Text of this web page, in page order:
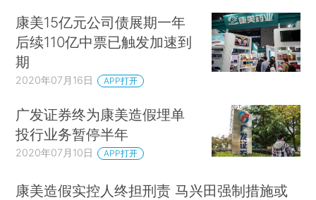
康美15亿元公司债展期一年
后续110亿中票已触发加速到
期
2020年07月16日 APP打开
广发证券终为康美造假埋单
投行业务暂停半年
2020年07月10日 APP打开
康美造假实控人终担刑责 马兴田强制措施或